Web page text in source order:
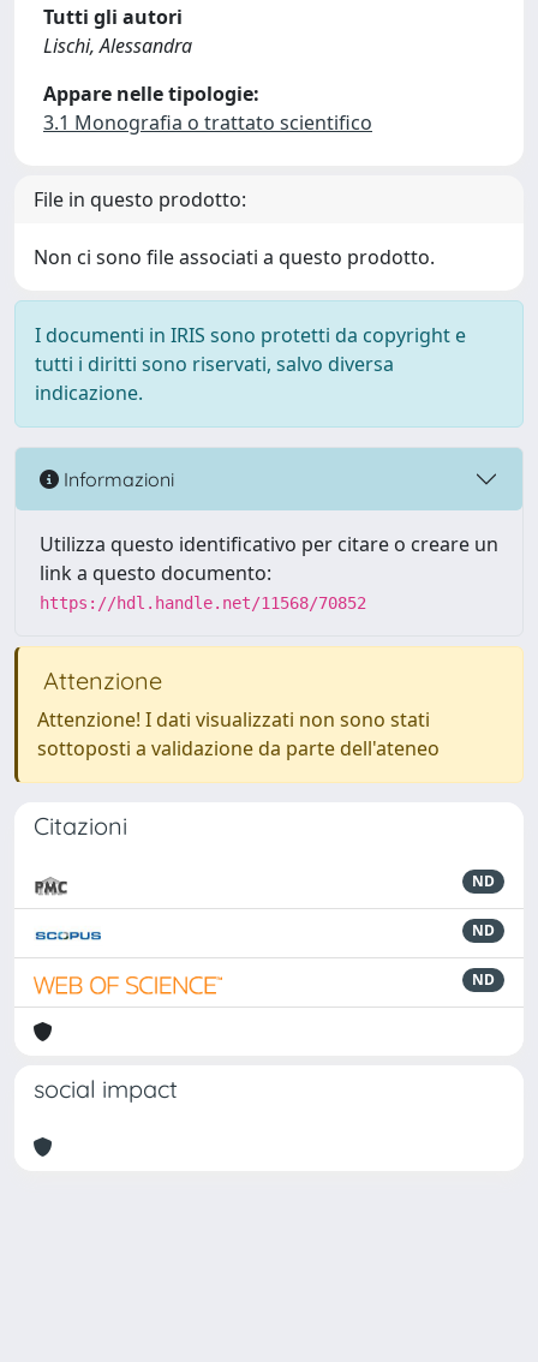
Tutti gli autori
Lischi, Alessandra
Appare nelle tipologie:
3.1 Monografia o trattato scientifico
File in questo prodotto:
Non ci sono file associati a questo prodotto.
I documenti in IRIS sono protetti da copyright e
tutti i diritti sono riservati, salvo diversa
indicazione.
Informazioni
Utilizza questo identificativo per citare o creare un
link a questo documento:
https://hdl.handle.net/11568/70852
Attenzione
Attenzione! I dati visualizzati non sono stati
sottoposti a validazione da parte dell'ateneo
Citazioni
ND
ND
ND
social impact